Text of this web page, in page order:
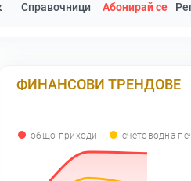
Справочници Абонирай се
ФИНАНСОВИ ТРЕНДОВЕ
общо приходи счетоводна